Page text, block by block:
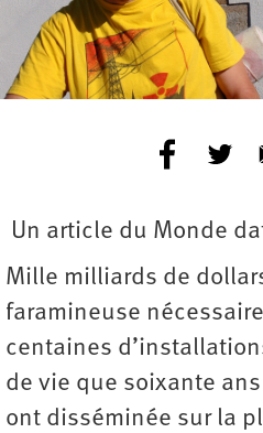
Un article du Monde
Mille milliards de
faramineuse
centaines
de vie que soixante
ont disséminée sur la